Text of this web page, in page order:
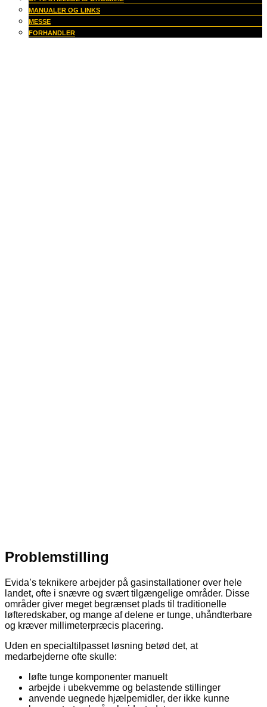
MANUALER OG LINKS
MESSE
FORHANDLER
Problemstilling
Evida’s teknikere arbejder på gasinstallationer over hele
landet, ofte i snævre og svært tilgængelige områder. Disse
områder giver meget begrænset plads til traditionelle
løfteredskaber, og mange af delene er tunge, uhåndterbare
og kræver millimeterpræcis placering.
Uden en specialtilpasset løsning betød det, at
medarbejderne ofte skulle:
løfte tunge komponenter manuelt
arbejde i ubekvemme og belastende stillinger
anvende uegnede hjælpemidler, der ikke kunne